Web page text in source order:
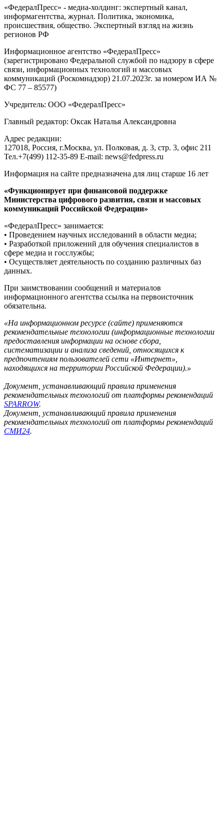
«ФедералПресс» - медиа-холдинг: экспертный канал,
информагентства, журнал. Политика, экономика,
происшествия, общество. Экспертный взгляд на жизнь
регионов РФ
Информационное агентство «ФедералПресс»
(зарегистрировано Федеральной службой по надзору в сфере
связи, информационных технологий и массовых
коммуникаций (Роскомнадзор) 21.07.2023г. за номером ИА №
ФС 77 – 85577)
Учредитель: ООО «ФедералПресс»
Главный редактор: Оксак Наталья Александровна
Адрес редакции:
127018, Россия, г.Москва, ул. Полковая, д. 3, стр. 3, офис 211
Тел.+7(499) 112-35-89 E-mail: news@fedpress.ru
Информация на сайте предназначена для лиц старше 16 лет
«Функционирует при финансовой поддержке
Министерства цифрового развития, связи и массовых
коммуникаций Российской Федерации»
«ФедералПресс» занимается:
• Проведением научных исследований в области медиа;
• Разработкой приложений для обучения специалистов в
сфере медиа и госслужбы;
• Осуществляет деятельность по созданию различных баз
данных.
При заимствовании сообщений и материалов
информационного агентства ссылка на первоисточник
обязательна.
«На информационном ресурсе (сайте) применяются
рекомендательные технологии (информационные технологии
предоставления информации на основе сбора,
систематизации и анализа сведений, относящихся к
предпочтениям пользователей сети «Интернет»,
находящихся на территории Российской Федерации).»
Документ, устанавливающий правила применения
рекомендательных технологий от платформы рекомендаций
SPARROW.
Документ, устанавливающий правила применения
рекомендательных технологий от платформы рекомендаций
СМИ24.